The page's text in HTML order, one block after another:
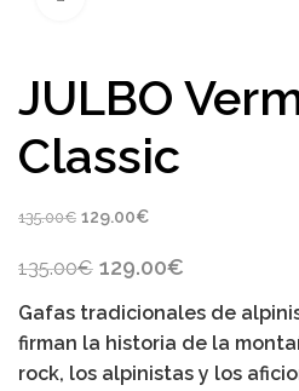
JULBO
Classic
135.00€ Original
was:
129.00€Current
is:
135.00€ Original
was:
135.00€.
129.00€
is:
129.00€.
Gafas tradicionales de
firman la historia de la
rock, los alpinistas y los